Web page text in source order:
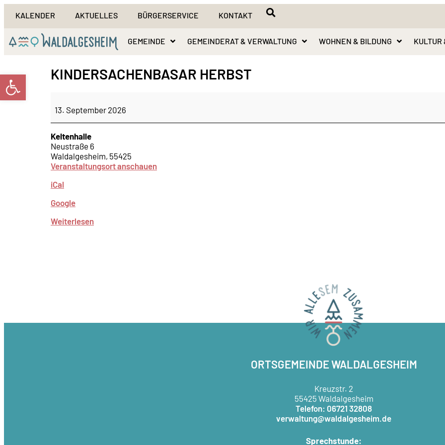
Werkzeugleiste öffnen
KALENDER AKTUELLES BÜRGERSERVICE KONTAKT
GEMEINDE GEMEINDERAT & VERWALTUNG WOHNEN & BILDUNG KULTUR
KINDERSACHENBASAR HERBST
13. September 2026
Keltenhalle
Neustraße 6
Waldalgesheim, 55425
Veranstaltungsort anschauen
iCal
Google
Weiterlesen
ORTSGEMEINDE WALDALGESHEIM
Kreuzstr. 2
55425 Waldalgesheim
Telefon: 06721 32808
verwaltung@waldalgesheim.de
Sprechstunde: